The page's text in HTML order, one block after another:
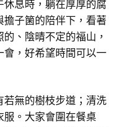
息時，躺在厚厚的腐
子箘的陪伴下，看著
、陰晴不定的福山，
，好希望時間可以一
無的樹枝步道；清洗
服。大家會圍在餐桌